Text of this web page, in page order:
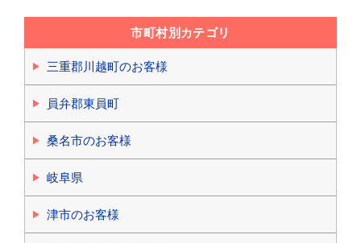
市町村別カテゴリ
三重郡川越町のお客様
員弁郡東員町
桑名市のお客様
岐阜県
津市のお客様